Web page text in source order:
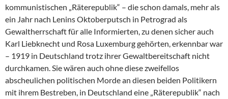
kommunistischen „Räterepublik“ – die schon damals, mehr als
ein Jahr nach Lenins Oktoberputsch in Petrograd als
Gewaltherrschaft für alle Informierten, zu denen sicher auch
Karl Liebknecht und Rosa Luxemburg gehörten, erkennbar war
– 1919 in Deutschland trotz ihrer Gewaltbereitschaft nicht
durchkamen. Sie wären auch ohne diese zweifellos
abscheulichen politischen Morde an diesen beiden Politikern
mit ihrem Bestreben, in Deutschland eine „Räterepublik“ nach